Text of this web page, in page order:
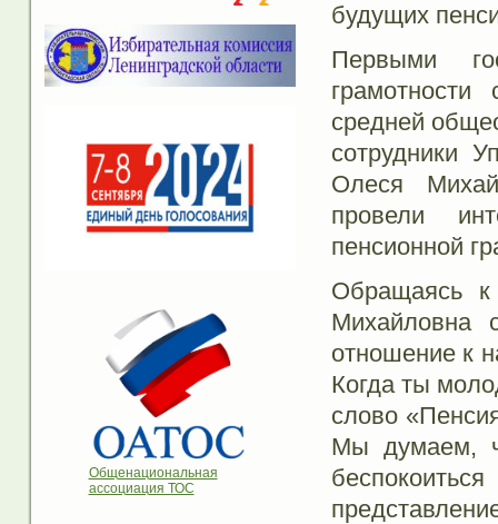
Общенациональная
ассоциация ТОС
будущих
Первыми
средней
сотрудники
Олеся
провели
пенсионной
Обращаясь
Михайловна
отношение к
Когда ты
слово
Мы думаем,